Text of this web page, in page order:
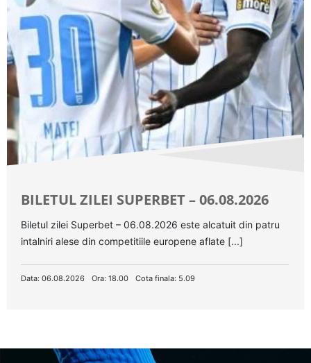
BILETUL ZILEI SUPERBET – 06.08.2026
Biletul zilei Superbet – 06.08.2026 este alcatuit din patru
intalniri alese din competitiile europene aflate [...]
Data: 06.08.2026 Ora: 18.00 Cota finala: 5.09